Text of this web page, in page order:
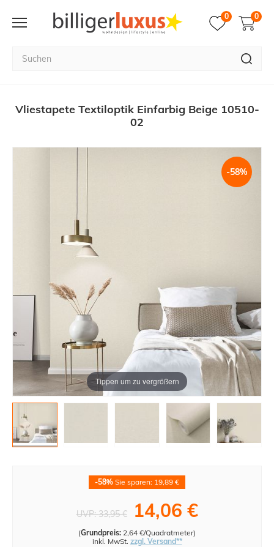
0 0
Vliestapete Textiloptik Einfarbig Beige 10510-
02
Tippen um zu vergrößern
-58%
-58% Sie sparen: 19,89 €
UVP:33,95 € 14,06 €
(Grundpreis: 2,64 €/Quadratmeter)
inkl. MwSt. zzgl. Versand**